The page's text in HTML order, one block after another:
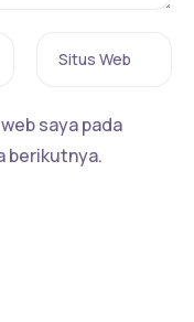
Situs Web
saya pada
berikutnya.